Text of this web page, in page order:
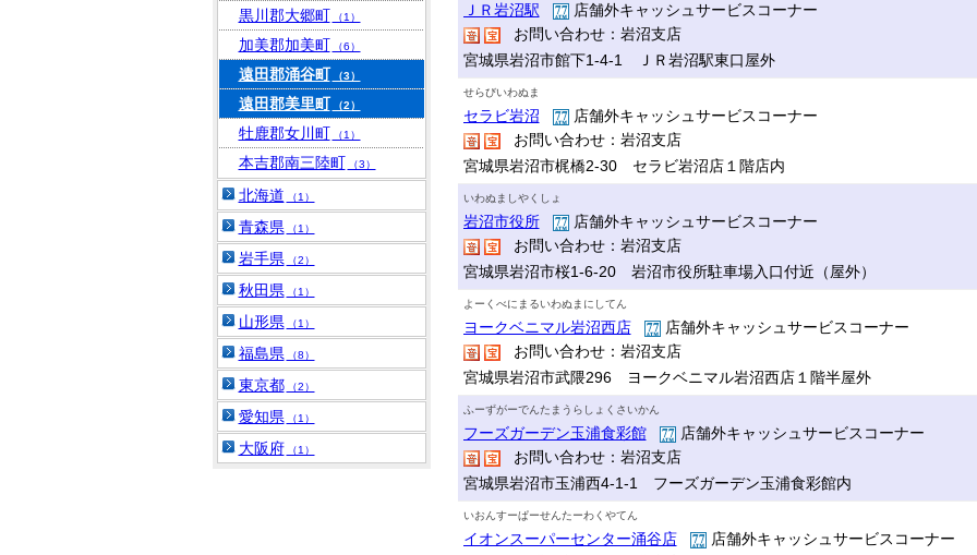
ＪＲ岩沼駅
店舗外キャッシュサービスコーナー
お問い合わせ：岩沼支店
宮城県岩沼市館下1-4-1 ＪＲ岩沼駅東口屋外
せらびいわぬま
セラビ岩沼
店舗外キャッシュサービスコーナー
お問い合わせ：岩沼支店
宮城県岩沼市梶橋2-30 セラビ岩沼店１階店内
いわぬましやくしょ
岩沼市役所
店舗外キャッシュサービスコーナー
お問い合わせ：岩沼支店
宮城県岩沼市桜1-6-20 岩沼市役所駐車場入口付近（屋外）
よーくべにまるいわぬまにしてん
ヨークベニマル岩沼西店
店舗外キャッシュサービスコーナー
お問い合わせ：岩沼支店
宮城県岩沼市武隈296 ヨークベニマル岩沼西店１階半屋外
ふーずがーでんたまうらしょくさいかん
フーズガーデン玉浦食彩館
店舗外キャッシュサービスコーナー
お問い合わせ：岩沼支店
宮城県岩沼市玉浦西4-1-1 フーズガーデン玉浦食彩館内
いおんすーぱーせんたーわくやてん
イオンスーパーセンター涌谷店
店舗外キャッシュサービスコーナー
黒川郡大郷町 （1）
加美郡加美町 （6）
遠田郡涌谷町 （3）
遠田郡美里町 （2）
牡鹿郡女川町 （1）
本吉郡南三陸町 （3）
北海道 （1）
青森県 （1）
岩手県 （2）
秋田県 （1）
山形県 （1）
福島県 （8）
東京都 （2）
愛知県 （1）
大阪府 （1）